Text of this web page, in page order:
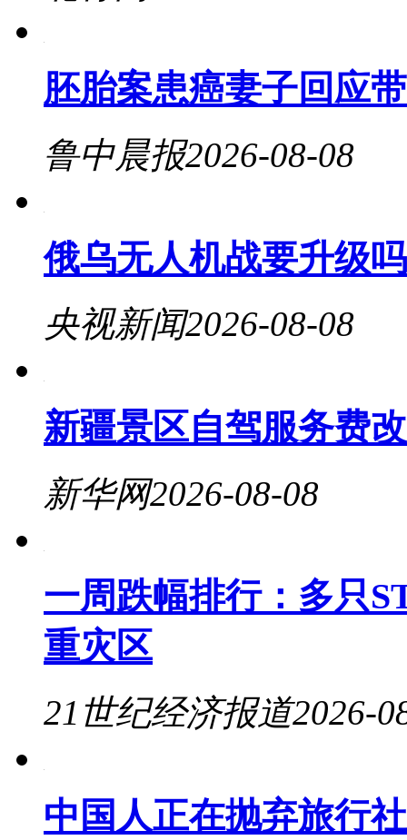
胚胎案患癌妻子回应
鲁中晨报2026-08-08
俄乌无人机战要升级
央视新闻2026-08-08
新疆景区自驾服务费
新华网2026-08-08
一周跌幅排行：多只
重灾区
21世纪经济报道2026-
中国人正在抛弃旅行